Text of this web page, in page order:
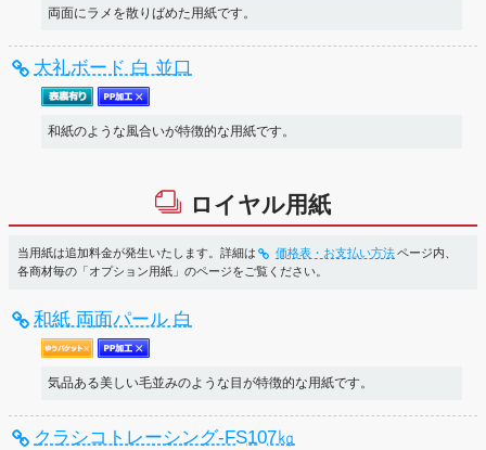
両面にラメを散りばめた用紙です。
大礼ボード 白 並口
和紙のような風合いが特徴的な用紙です。
ロイヤル用紙
当用紙は追加料金が発生いたします。詳細は 価格表・お支払い方法ページ内、
各商材毎の「オプション用紙」のページをご覧ください。
和紙 両面パール 白
気品ある美しい毛並みのような目が特徴的な用紙です。
クラシコトレーシング-FS107㎏